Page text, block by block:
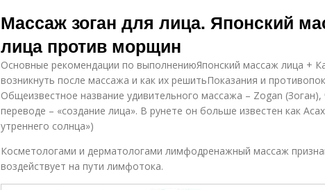
Массаж зоган для лица. Японский
лица против морщин
Основные рекомендации по выполнениюЯпонский массаж лица +
возникнуть после массажа и как их решитьПоказания и
Общеизвестное название удивительного массажа – Zogan
переводе – «создание лица». В рунете он больше известен как
утреннего солнца»)
Косметологами и дерматологами лимфодренажный массаж
воздействует на пути лимфотока.